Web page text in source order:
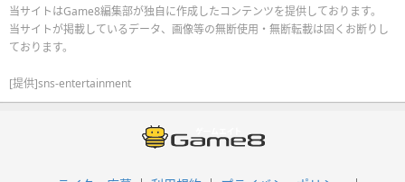
当サイトはGame8編集部が独自に作成したコンテンツを提供しております。
当サイトが掲載しているデータ、画像等の無断使用・無断転載は固くお断りし
ております。
[提供]sns-entertainment